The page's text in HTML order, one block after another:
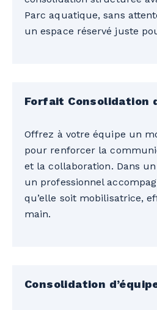
Parc aquatique, sans
un espace réservé juste
Forfait Consolidation
Offrez à votre équipe un
pour renforcer la
et la collaboration. Dans
un professionnel
qu’elle soit mobilisatrice,
main.
Consolidation